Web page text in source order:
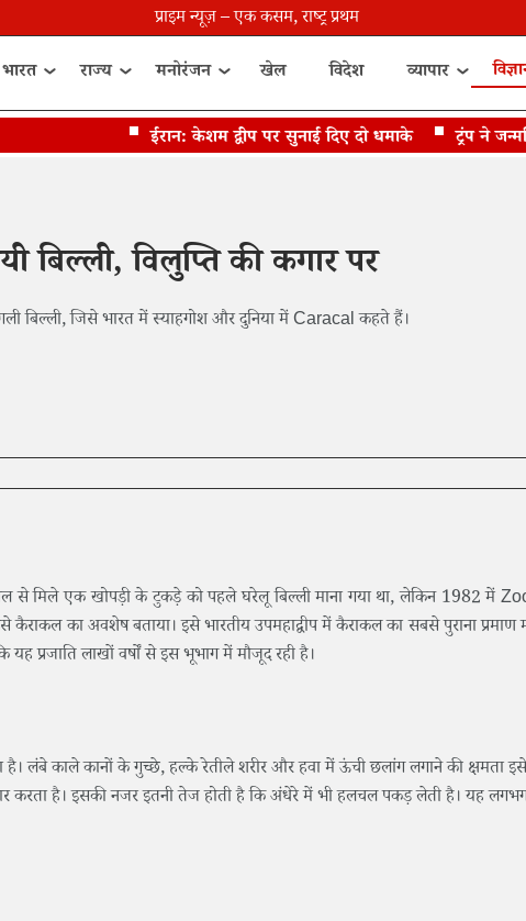
प्राइम न्यूज़ – एक कसम, राष्ट्र प्रथम
भारत राज्य मनोरंजन खेल विदेश व्यापार
ईरान: केशम द्वीप पर सुनाई दिए दो धमाके ट्रंप ने
बिल्ली, विलुप्ति की कगार पर
बिल्ली, जिसे भारत में स्याहगोश और दुनिया में Caracal कहते हैं।
से मिले एक खोपड़ी के टुकड़े को पहले घरेलू बिल्ली माना गया था, लेकिन 1982 में
का अवशेष बताया। इसे भारतीय उपमहाद्वीप में कैराकल का सबसे पुराना प्रमाण
प्रजाति लाखों वर्षों से इस भूभाग में मौजूद रही है।
लंबे काले कानों के गुच्छे, हल्के रेतीले शरीर और हवा में ऊंची छलांग लगाने की क्षमता
करता है। इसकी नजर इतनी तेज होती है कि अंधेरे में भी हलचल पकड़ लेती है। यह